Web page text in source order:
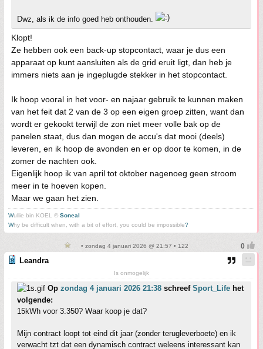
Dwz, als ik de info goed heb onthouden.
Klopt!
Ze hebben ook een back-up stopcontact, waar je dus een
apparaat op kunt aansluiten als de grid eruit ligt, dan heb je
immers niets aan je ingeplugde stekker in het stopcontact.
Ik hoop vooral in het voor- en najaar gebruik te kunnen maken
van het feit dat 2 van de 3 op een eigen groep zitten, want dan
wordt er gekookt terwijl de zon niet meer volle bak op de
panelen staat, dus dan mogen de accu's dat mooi (deels)
leveren, en ik hoop de avonden en er op door te komen, in de
zomer de nachten ook.
Eigenlijk hoop ik van april tot oktober nagenoeg geen stroom
meer in te hoeven kopen.
Maar we gaan het zien.
Wullie bin KOEL © Soneal
Why be difficult when, with a bit of effort, you could be impossible?
• zondag 4 januari 2026 @ 21:57 • 122
Leandra
Is onmogelijk
Op zondag 4 januari 2026 21:38 schreef Sport_Life het
volgende:
15kWh voor 3.350? Waar koop je dat?
Mijn contract loopt tot eind dit jaar (zonder terugleverboete) en ik
verwacht tzt dat een dynamisch contract weleens interessant kan